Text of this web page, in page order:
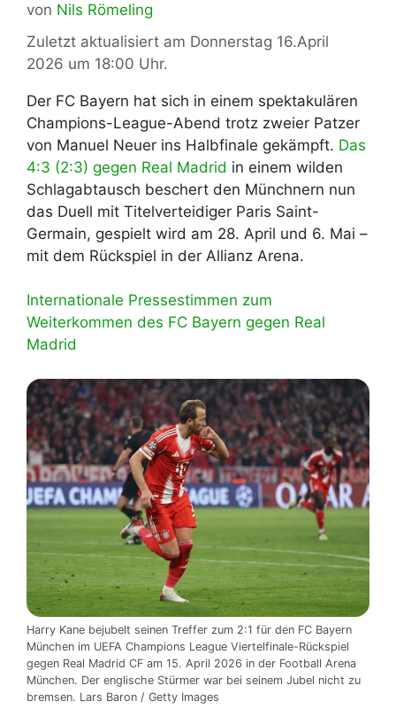
von Nils Römeling
Zuletzt aktualisiert am Donnerstag 16.April
2026 um 18:00 Uhr.
Der FC Bayern hat sich in einem spektakulären
Champions-League-Abend trotz zweier Patzer
von Manuel Neuer ins Halbfinale gekämpft. Das
4:3 (2:3) gegen Real Madrid in einem wilden
Schlagabtausch beschert den Münchnern nun
das Duell mit Titelverteidiger Paris Saint-
Germain, gespielt wird am 28. April und 6. Mai –
mit dem Rückspiel in der Allianz Arena.
Internationale Pressestimmen zum
Weiterkommen des FC Bayern gegen Real
Madrid
Harry Kane bejubelt seinen Treffer zum 2:1 für den FC Bayern
München im UEFA Champions League Viertelfinale-Rückspiel
gegen Real Madrid CF am 15. April 2026 in der Football Arena
München. Der englische Stürmer war bei seinem Jubel nicht zu
bremsen. Lars Baron / Getty Images